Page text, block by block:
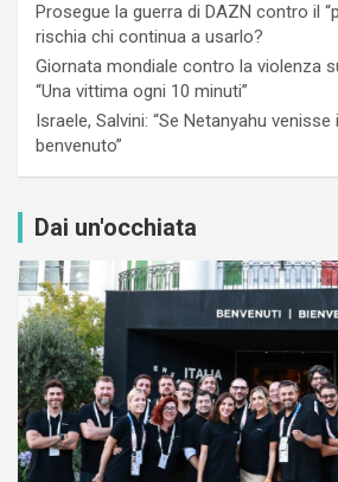
Prosegue la guerra di DAZN contro il
rischia chi continua a usarlo?
Giornata mondiale contro la violenza
“Una vittima ogni 10 minuti”
Israele, Salvini: “Se Netanyahu
benvenuto”
Dai un'occhiata